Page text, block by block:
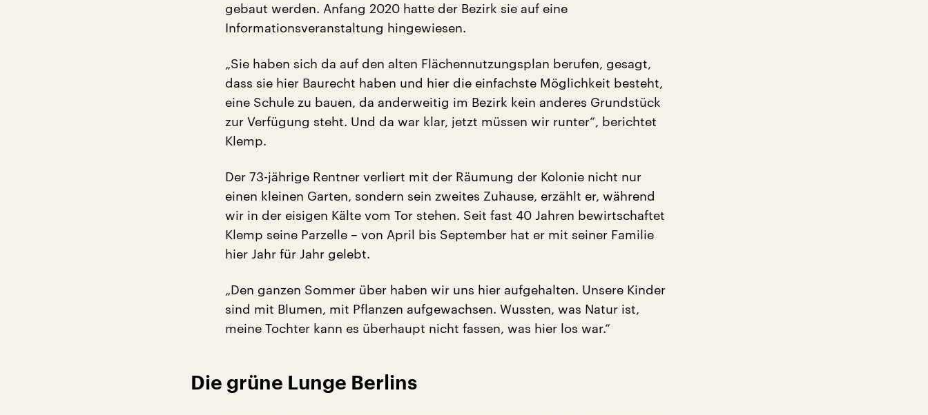
gebaut werden. Anfang 2020 hatte der Bezirk sie auf eine
Informationsveranstaltung hingewiesen.
„Sie haben sich da auf den alten Flächennutzungsplan berufen, gesagt,
dass sie hier Baurecht haben und hier die einfachste Möglichkeit besteht,
eine Schule zu bauen, da anderweitig im Bezirk kein anderes Grundstück
zur Verfügung steht. Und da war klar, jetzt müssen wir runter“, berichtet
Klemp.
Der 73-jährige Rentner verliert mit der Räumung der Kolonie nicht nur
einen kleinen Garten, sondern sein zweites Zuhause, erzählt er, während
wir in der eisigen Kälte vom Tor stehen. Seit fast 40 Jahren bewirtschaftet
Klemp seine Parzelle – von April bis September hat er mit seiner Familie
hier Jahr für Jahr gelebt.
„Den ganzen Sommer über haben wir uns hier aufgehalten. Unsere Kinder
sind mit Blumen, mit Pflanzen aufgewachsen. Wussten, was Natur ist,
meine Tochter kann es überhaupt nicht fassen, was hier los war.“
Die grüne Lunge Berlins